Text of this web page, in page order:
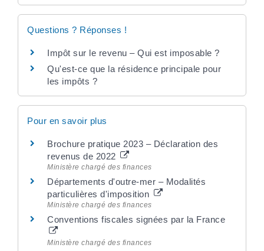
Questions ? Réponses !
Impôt sur le revenu – Qui est imposable ?
Qu'est-ce que la résidence principale pour
les impôts ?
Pour en savoir plus
Brochure pratique 2023 – Déclaration des
revenus de 2022
Ministère chargé des finances
Départements d'outre-mer – Modalités
particulières d'imposition
Ministère chargé des finances
Conventions fiscales signées par la France
Ministère chargé des finances